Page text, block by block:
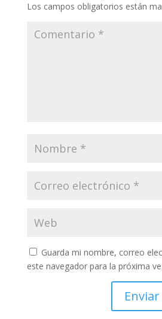
Los campos obligatorios están
Guarda mi nombre, correo
este navegador para la próxima